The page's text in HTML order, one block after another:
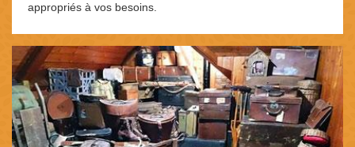
appropriés à vos besoins.